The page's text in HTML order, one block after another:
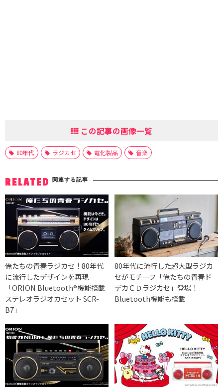
この記事の画像一覧
80年代 ラジカセ 電化製品 音楽
RELATED 関連する記事
俺たちの青春ラジカセ！80年代
に流行したデザインを再現
「ORION Bluetooth®機能搭載
ステレオラジオカセット SCR-
B7」
80年代に流行した超大型ラジカ
セがモチーフ「俺たちの青春ド
デカＣＤラジカセ」登場！
Bluetooth機能も搭載